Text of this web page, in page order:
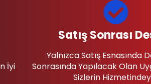
İyi
Satış Sonrası
Yalnızca Satış Esnasında
Sonrasında Yapılacak Olan
Sizlerin